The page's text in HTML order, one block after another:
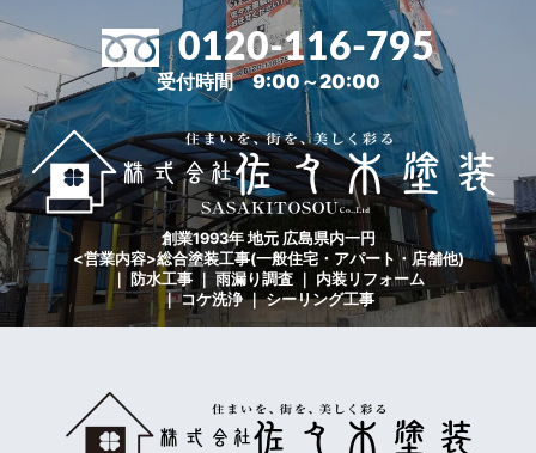
0120-116-795
受付時間 9:00～20:00
創業1993年 地元 広島県内一円
<営業内容>総合塗装工事(一般住宅・アパート・店舗他)
｜ 防水工事 ｜ 雨漏り調査 ｜ 内装リフォーム
｜ コケ洗浄 ｜ シーリング工事